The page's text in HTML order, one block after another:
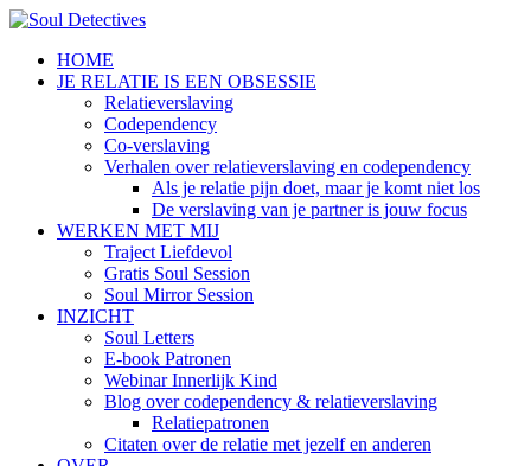
HOME
JE RELATIE IS EEN OBSESSIE
Relatieverslaving
Codependency
Co-verslaving
Verhalen over relatieverslaving en codependency
Als je relatie pijn doet, maar je komt niet los
De verslaving van je partner is jouw focus
WERKEN MET MIJ
Traject Liefdevol
Gratis Soul Session
Soul Mirror Session
INZICHT
Soul Letters
E-book Patronen
Webinar Innerlijk Kind
Blog over codependency & relatieverslaving
Relatiepatronen
Citaten over de relatie met jezelf en anderen